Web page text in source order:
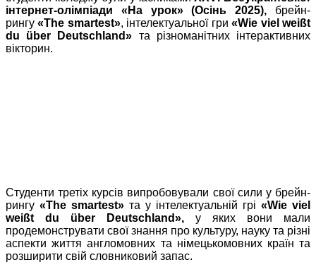
інтернет-олімпіади «На урок» (Осінь 2025), брейн-
рингу«The smartest», інтелектуальної гри«Wie viel weißt
du über Deutschland» та різноманітних інтерактивних
вікторин.
Студенти третіх курсів випробовували свої сили у брейн-
рингу «The smartest» та у інтелектуальній грі «Wie viel
weißt du über Deutschland», у яких вони мали
продемонструвати свої знання про культуру, науку та різні
аспекти життя англомовних та німецькомовних країн та
розширити свій словниковий запас.